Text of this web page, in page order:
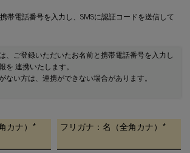
帯電話番号を入力し、SMSに認証コードを送信して
、ご登録いただいたお名前と携帯電話番号を入力し
を 連携いたします。
ない方は、連携ができない場合があります。
カナ） * フリガナ：名（全角カナ） *